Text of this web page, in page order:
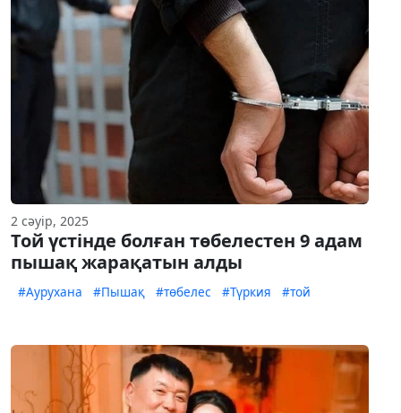
2 сәуір, 2025
Той үстінде болған төбелестен 9 адам
пышақ жарақатын алды
#Аурухана #Пышақ #төбелес #Түркия #той